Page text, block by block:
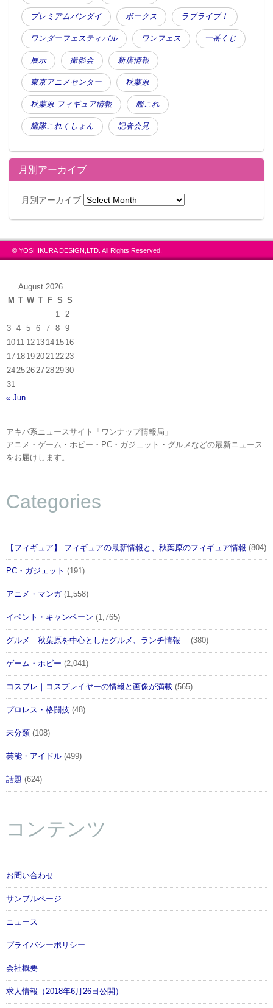
プレミアムバンダイ ボークス ラブライブ！
ワンダーフェスティバル ワンフェス 一番くじ
展示 撮影会 新店情報
東京アニメセンター 秋葉原
秋葉原 フィギュア情報 艦これ
艦隊これくしょん 記者会見
月別アーカイブ
月別アーカイブ
© YOSHIKURA DESIGN,LTD. All Rights Reserved.
August 2026
M T W T F S S
1
2
3
4 5 6 7 8
9
10 11 12 13 14 15 16
17 18 19 20 21 22 23
24 25 26 27 28 2930
31
« Jun
アキバ系ニュースサイト「ワンナップ情報局」
アニメ・ゲーム・ホビー・PC・ガジェット・グルメなどの最新ニュース
をお届けします。
Categories
【フィギュア】 フィギュアの最新情報と、秋葉原のフィギュア情報 (804)
PC・ガジェット (191)
アニメ・マンガ(1,558)
イベント・キャンペーン (1,765)
グルメ 秋葉原を中心としたグルメ、ランチ情報 (380)
ゲーム・ホビー (2,041)
コスプレ｜コスプレイヤーの情報と画像が満載 (565)
プロレス・格闘技 (48)
未分類 (108)
芸能・アイドル (499)
話題 (624)
コンテンツ
お問い合わせ
サンプルページ
ニュース
プライバシーポリシー
会社概要
求人情報（2018年6月26日公開）